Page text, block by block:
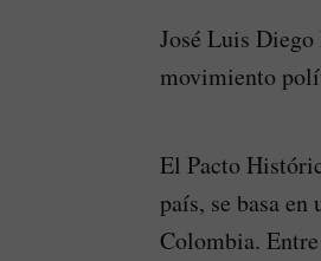
José Luis Diego
movimiento
El Pacto
país, se basa
Colombia.